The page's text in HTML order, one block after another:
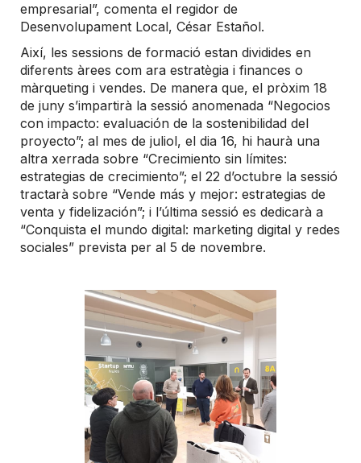
empresarial”, comenta el regidor de
Desenvolupament Local, César Estañol.
Així, les sessions de formació estan dividides en
diferents àrees com ara estratègia i finances o
màrqueting i vendes. De manera que, el pròxim 18
de juny s’impartirà la sessió anomenada “Negocios
con impacto: evaluación de la sostenibilidad del
proyecto”; al mes de juliol, el dia 16, hi haurà una
altra xerrada sobre “Crecimiento sin límites:
estrategias de crecimiento”; el 22 d’octubre la sessió
tractarà sobre “Vende más y mejor: estrategias de
venta y fidelización”; i l’última sessió es dedicarà a
“Conquista el mundo digital: marketing digital y redes
sociales” prevista per al 5 de novembre.